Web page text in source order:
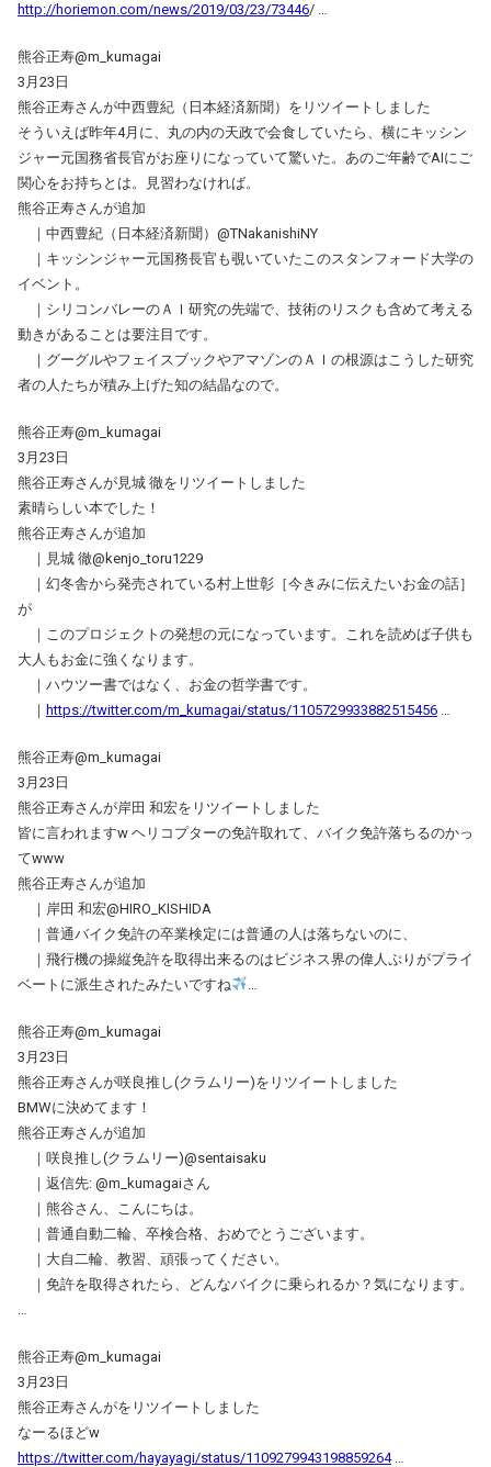
http://horiemon.com/news/2019/03/23/73446/ …
熊谷正寿@m_kumagai
3月23日
熊谷正寿さんが中西豊紀（日本経済新聞）をリツイートしました
そういえば昨年4月に、丸の内の天政で会食していたら、横にキッシン
ジャー元国務省長官がお座りになっていて驚いた。あのご年齢でAIにご
関心をお持ちとは。見習わなければ。
熊谷正寿さんが追加
｜中西豊紀（日本経済新聞）@TNakanishiNY
｜キッシンジャー元国務長官も覗いていたこのスタンフォード大学の
イベント。
｜シリコンバレーのＡＩ研究の先端で、技術のリスクも含めて考える
動きがあることは要注目です。
｜グーグルやフェイスブックやアマゾンのＡＩの根源はこうした研究
者の人たちが積み上げた知の結晶なので。
熊谷正寿@m_kumagai
3月23日
熊谷正寿さんが見城 徹をリツイートしました
素晴らしい本でした！
熊谷正寿さんが追加
｜見城 徹@kenjo_toru1229
｜幻冬舎から発売されている村上世彰［今きみに伝えたいお金の話］
が
｜このプロジェクトの発想の元になっています。これを読めば子供も
大人もお金に強くなります。
｜ハウツー書ではなく、お金の哲学書です。
｜ https://twitter.com/m_kumagai/status/1105729933882515456
熊谷正寿@m_kumagai
3月23日
熊谷正寿さんが岸田 和宏をリツイートしました
皆に言われますw ヘリコプターの免許取れて、バイク免許落ちるのかっ
てwww
熊谷正寿さんが追加
｜岸田 和宏@HIRO_KISHIDA
｜普通バイク免許の卒業検定には普通の人は落ちないのに、
｜飛行機の操縦免許を取得出来るのはビジネス界の偉人ぷりがプライ
ベートに派生されたみたいですね
熊谷正寿@m_kumagai
3月23日
熊谷正寿さんが咲良推し(クラムリー)をリツイートしました
BMWに決めてます！
熊谷正寿さんが追加
｜咲良推し(クラムリー)@sentaisaku
｜返信先: @m_kumagaiさん
｜熊谷さん、こんにちは。
｜普通自動二輪、卒検合格、おめでとうございます。
｜大自二輪、教習、頑張ってください。
｜免許を取得されたら、どんなバイクに乗られるか？気になります。
熊谷正寿@m_kumagai
3月23日
熊谷正寿さんがをリツイートしました
なーるほどw
https://twitter.com/hayayagi/status/1109279943198859264…